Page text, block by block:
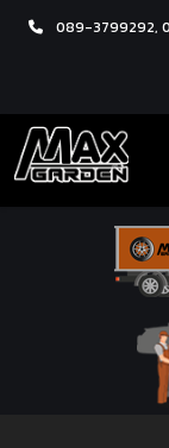
089-3799292,
หน้าแรก